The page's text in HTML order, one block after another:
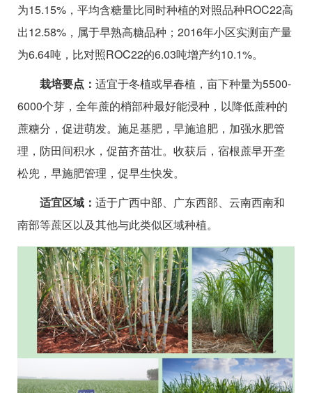
为15.15%，平均含糖量比同时种植的对照品种ROC22高
出12.58%，属于早熟高糖品种；2016年小区实测亩产量
为6.64吨，比对照ROC22的6.03吨增产约10.1%。
栽培要点： 适宜于冬植或早春植，亩下种量为5500-
6000个芽，全年蔗的梢部种最好能浸种，以降低蔗种的
蔗糖分，促进萌发。施足基肥，早施追肥，加强水肥管
理，防田间积水，促苗齐苗壮。收获后，宿根蔗早开垄
松兜，早施肥管理，促早生快发。
适宜区域： 适于广西中部、广东西部、云南西南和
南部等蔗区以及其他与此类似区域种植。